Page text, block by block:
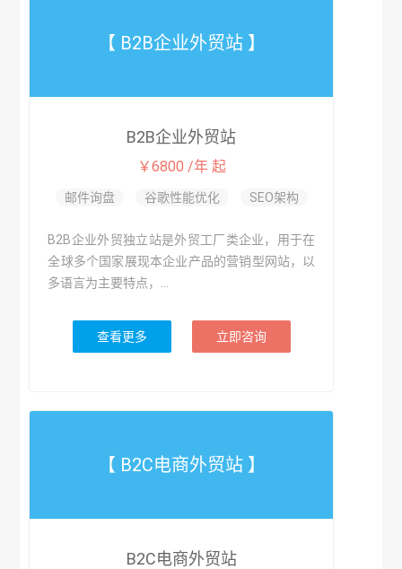
【 B2B企业外贸站 】
B2B企业外贸站
￥6800 /年 起
邮件询盘 谷歌性能优化 SEO架构
B2B企业外贸独立站是外贸工厂类企业，用于在
全球多个国家展现本企业产品的营销型网站，以
多语言为主要特点，...
查看更多 立即咨询
【 B2C电商外贸站 】
B2C电商外贸站